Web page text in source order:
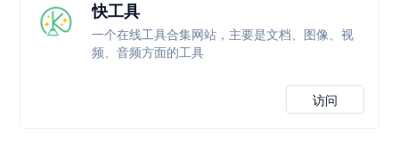
快工具
一个在线工具合集网站，主要是文档、图像、视
频、音频方面的工具
访问